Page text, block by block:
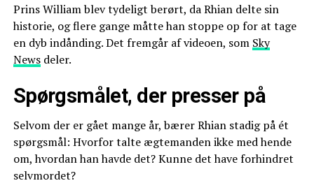
Prins William blev tydeligt berørt, da Rhian delte sin
historie, og flere gange måtte han stoppe op for at tage
en dyb indånding. Det fremgår af videoen, som Sky
Newsdeler.
Spørgsmålet, der presser på
Selvom der er gået mange år, bærer Rhian stadig på ét
spørgsmål: Hvorfor talte ægtemanden ikke med hende
om, hvordan han havde det? Kunne det have forhindret
selvmordet?